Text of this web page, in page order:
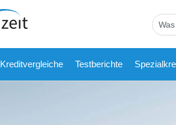
Kreditvergleiche Testberichte